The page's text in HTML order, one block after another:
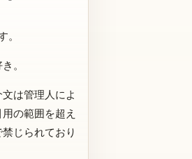
。
。
は管理人によ
の範囲を超え
じられており